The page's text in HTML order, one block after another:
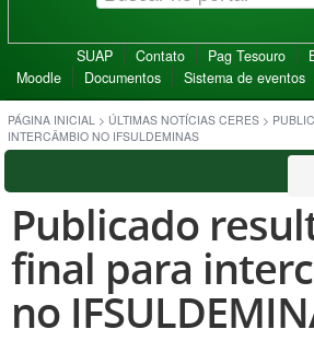
SUAP Contato Pag Tesouro
Moodle
Documentos Sistema de eventos
PÁGINA INICIAL > ÚLTIMAS NOTÍCIAS CERES >
INTERCÂMBIO NO IFSULDEMINAS
Publicado
final para
no